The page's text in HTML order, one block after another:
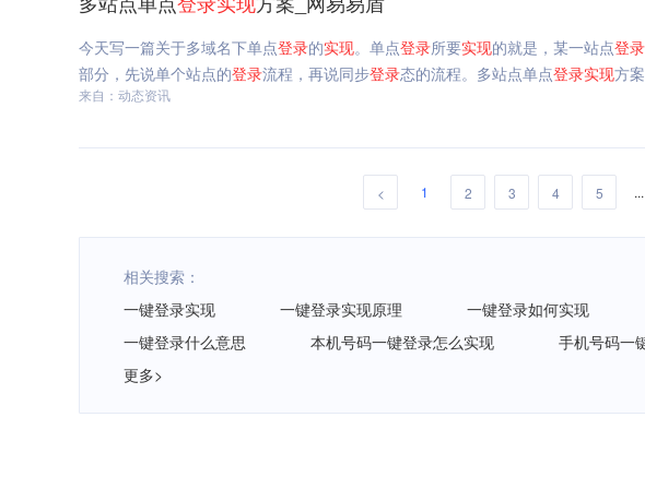
今天写一篇关于多域名下单点登录的实现。单点登录所要实现的就是，某一站点登录
部分，先说单个站点的登录流程，再说同步登录态的流程。多站点单点登录实现方案
来自：动态资讯
< 1 2 3 4 5 ...
相关搜索：
一键登录实现
一键登录实现原理 一键登录如何实现
一键登录什么意思
本机号码一键登录怎么实现 手机号码一
更多>